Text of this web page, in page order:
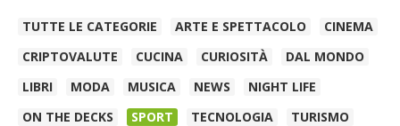
TUTTE LE CATEGORIE ARTE E SPETTACOLO
CINEMA
CRIPTOVALUTE
CUCINA CURIOSITÀ
DAL MONDO
LIBRI
MODA MUSICA NEWS
NIGHT LIFE
ON THE DECKS
SPORT TECNOLOGIA TURISMO